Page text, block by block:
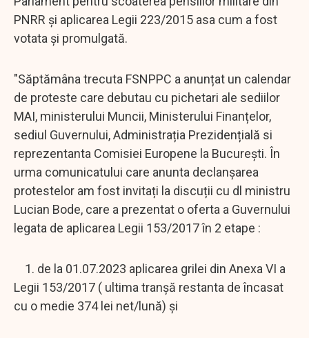
PNRR și aplicarea Legii 223/2015 asa cum a fost
votata și promulgată.
"Săptămâna trecuta FSNPPC a anunțat un calendar
de proteste care debutau cu pichetari ale sediilor
MAI, ministerului Muncii, Ministerului Finanțelor,
sediul Guvernului, Administrația Prezidențială si
reprezentanta Comisiei Europene la București. În
urma comunicatului care anunta declanșarea
protestelor am fost invitați la discuții cu dl ministru
Lucian Bode, care a prezentat o oferta a Guvernului
legata de aplicarea Legii 153/2017 în 2 etape :
1. de la 01.07.2023 aplicarea grilei din Anexa VI a
Legii 153/2017 ( ultima tranșă restanta de încasat
cu o medie 374 lei net/lună) și